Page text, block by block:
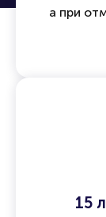
а при
15